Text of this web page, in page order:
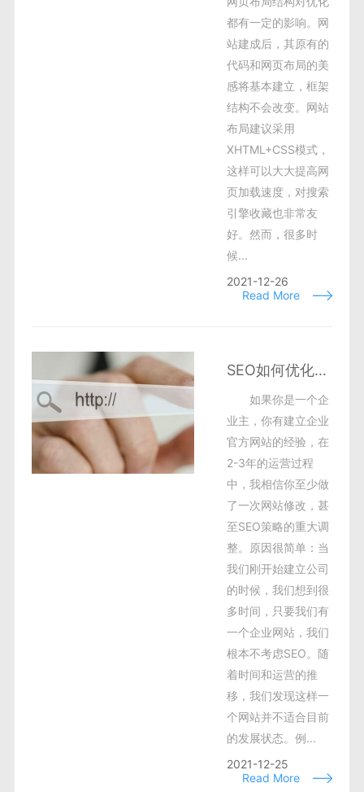
都有一定的影响。网
站建成后，其原有的
代码和网页布局的美
感将基本建立，框架
结构不会改变。网站
布局建议采用
XHTML+CSS模式，
这样可以大大提高网
页加载速度，对搜索
引擎收藏也非常友
好。然而，很多时
候...
2021-12-26
Read More
SEO如何优化网站推广？
如果你是一个企
业主，你有建立企业
官方网站的经验，在
2-3年的运营过程
中，我相信你至少做
了一次网站修改，甚
至SEO策略的重大调
整。原因很简单：当
我们刚开始建立公司
的时候，我们想到很
多时间，只要我们有
一个企业网站，我们
根本不考虑SEO。随
着时间和运营的推
移，我们发现这样一
个网站并不适合目前
的发展状态。例...
2021-12-25
Read More